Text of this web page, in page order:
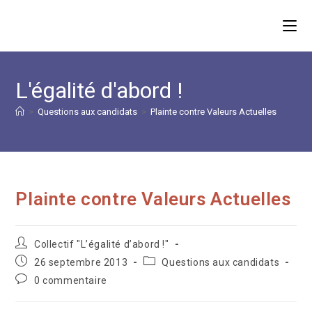
L'égalité d'abord !
> Questions aux candidats > Plainte contre Valeurs Actuelles
Plainte contre Valeurs Actuelles
Auteur/autrice
de
la
publication :
Collectif "L’égalité d’abord !"
Publication
publiée :
26 septembre 2013
PostQuestions aux candidats
Commentaires
0 commentaire